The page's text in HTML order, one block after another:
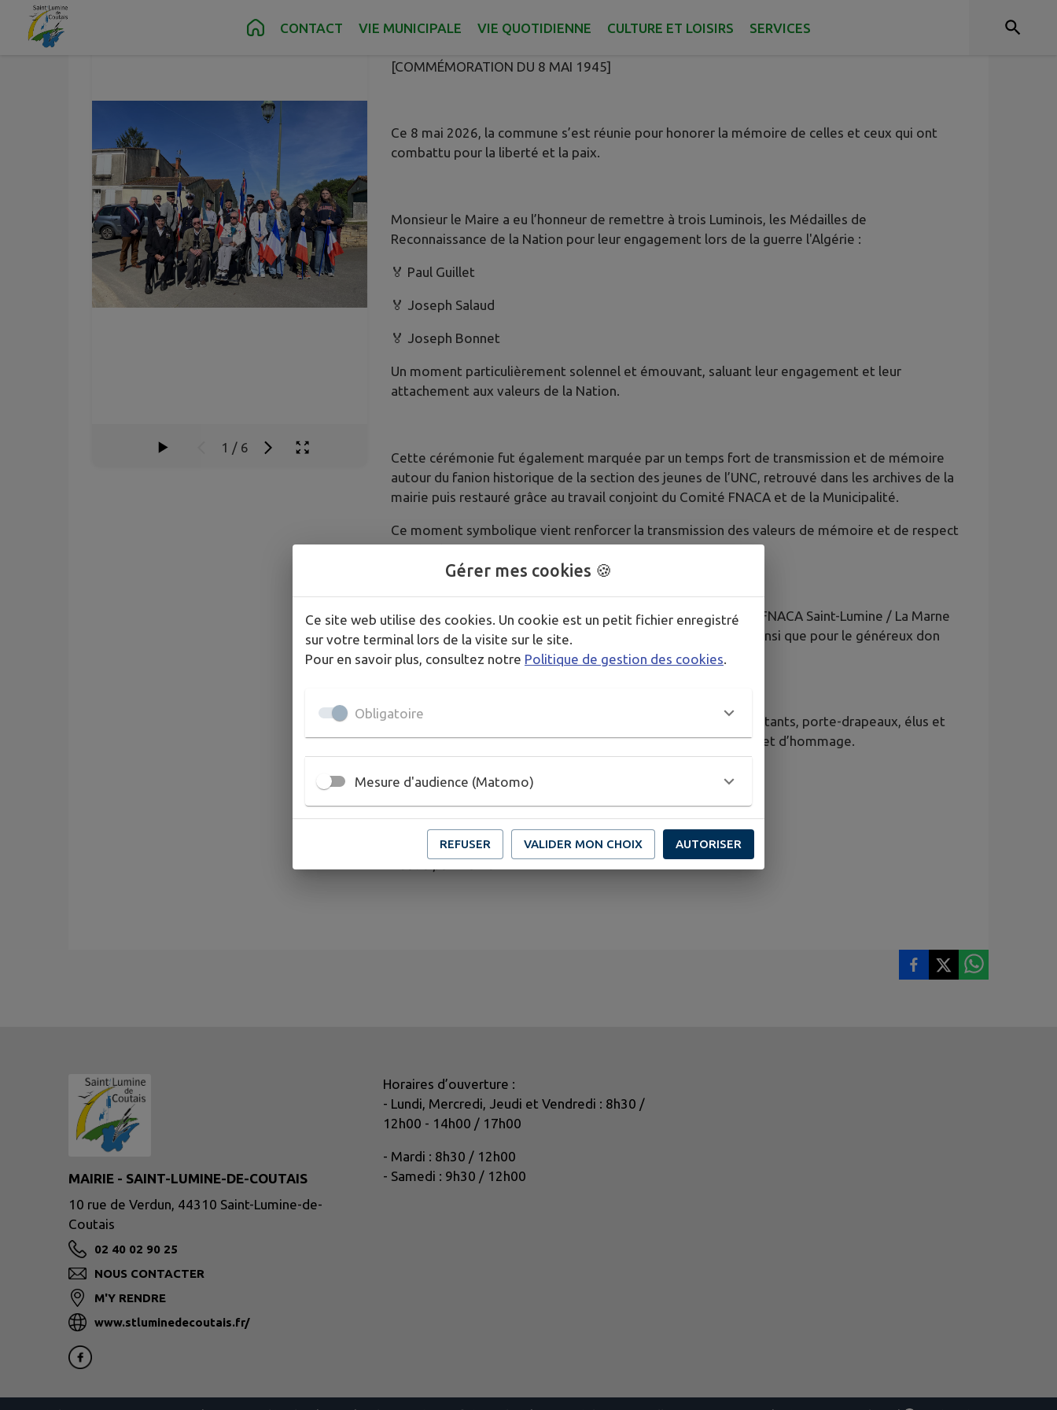
Contenu Pied de pageCONTACT VIE MUNICIPALE VIE QUOTIDIENNE CULTURE ET LOISIRS SERVICES
1 / 6
Publié le lundi 11 mai 2026 - Saint-Lumine-de-Coutais
[COMMÉMORATION DU 8 MAI 1945]
Ce 8 mai 2026, la commune s’est réunie pour honorer la mémoire de celles et ceux qui ont
combattu pour la liberté et la paix.
Monsieur le Maire a eu l’honneur de remettre à trois Luminois, les Médailles de
Reconnaissance de la Nation pour leur engagement lors de la guerre l'Algérie :
🏅 Paul Guillet
🏅 Joseph Salaud
🏅 Joseph Bonnet
Un moment particulièrement solennel et émouvant, saluant leur engagement et leur
attachement aux valeurs de la Nation.
Cette cérémonie fut également marquée par un temps fort de transmission et de mémoire
autour du fanion historique de la section des jeunes de l’UNC, retrouvé dans les archives de la
mairie puis restauré grâce au travail conjoint du Comité FNACA et de la Municipalité.
Ce moment symbolique vient renforcer la transmission des valeurs de mémoire et de respect
auprès des jeunes générations.
La commune adresse ses sincères remerciements au Comité FNACA Saint-Lumine / La Marne
pour son engagement constant dans le devoir de mémoire, ainsi que pour le généreux don
d’un porte-drapeau à la mairie.
Nous remercions l’ensemble des participants, anciens combattants, porte-drapeaux, élus et
habitants présents lors de cette cérémonie de recueillement et d’hommage.
Ne jamais oublier. Transmettre. Honorer.
Publié par Mairie
MAIRIE - SAINT-LUMINE-DE-COUTAIS
10 rue de Verdun, 44310 Saint-Lumine-de-
Coutais
02 40 02 90 25
NOUS CONTACTER
M'Y RENDRE
www.stluminedecoutais.fr/
Horaires d’ouverture :
- Lundi, Mercredi, Jeudi et Vendredi : 8h30 /
12h00 - 14h00 / 17h00
- Mardi : 8h30 / 12h00
- Samedi : 9h30 / 12h00
Gérer mes cookies 🍪
Ce site web utilise des cookies. Un cookie est un petit fichier enregistré
sur votre terminal lors de la visite sur le site.
Pour en savoir plus, consultez notre Politique de gestion des cookies.
Obligatoire
Mesure d'audience (Matomo)
REFUSER VALIDER MON CHOIX AUTORISER